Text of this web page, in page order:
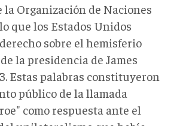
la Organización de Naciones
que los Estados Unidos
sobre el hemisferio
la presidencia de James
Estas palabras constituyeron
público de la llamada
como respuesta ante el